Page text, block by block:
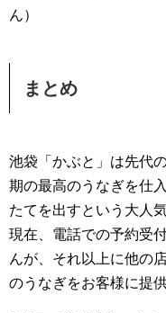
ん）
まとめ
池袋「かぶと」は先代
期の最高のうなぎを仕
たてを出すという大人気
現在、電話での予約受
んが、それ以上に他の
のうなぎをお客様に提